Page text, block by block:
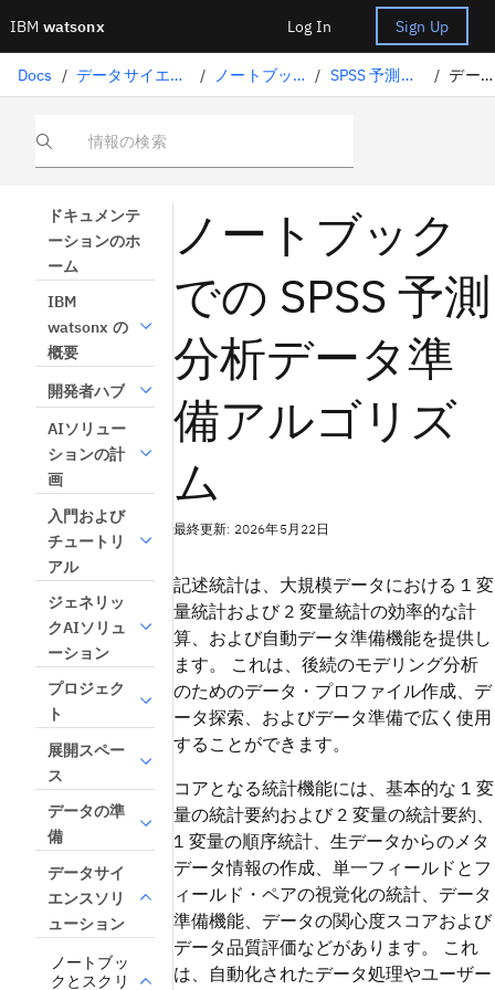
IBM watsonx Log In Sign Up
Docs / データサイエンスソリューション / ノートブックとスクリプト / SPSS 予測分析アルゴリズム / データの準備
情報の検索
ドキュメンテ
ーションのホ
ーム
IBM
watsonx の
概要
開発者ハブ
AIソリュー
ションの計
画
入門および
チュートリ
アル
ジェネリッ
クAIソリュ
ーション
プロジェク
ト
展開スペー
ス
データの準
備
データサイ
エンスソリ
ューション
ノートブッ
クとスクリ
ノートブック
での SPSS 予測
分析データ準
備アルゴリズ
ム
最終更新: 2026年5月22日
記述統計は、大規模データにおける 1 変
量統計および 2 変量統計の効率的な計
算、および自動データ準備機能を提供し
ます。 これは、後続のモデリング分析
のためのデータ・プロファイル作成、デ
ータ探索、およびデータ準備で広く使用
することができます。
コアとなる統計機能には、基本的な 1 変
量の統計要約および 2 変量の統計要約、
1 変量の順序統計、生データからのメタ
データ情報の作成、単一フィールドとフ
ィールド・ペアの視覚化の統計、データ
準備機能、データの関心度スコアおよび
データ品質評価などがあります。 これ
は、自動化されたデータ処理やユーザー